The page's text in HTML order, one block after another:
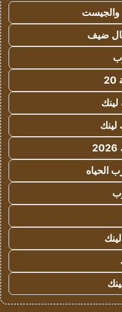
والجيست
لينك
لينك
الحياه